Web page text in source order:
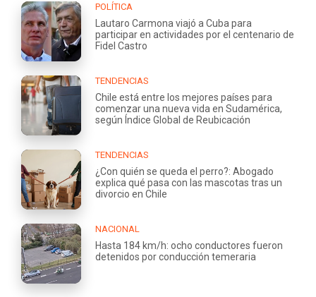
POLÍTICA
Lautaro Carmona viajó a Cuba para
participar en actividades por el centenario de
Fidel Castro
TENDENCIAS
Chile está entre los mejores países para
comenzar una nueva vida en Sudamérica,
según Índice Global de Reubicación
TENDENCIAS
¿Con quién se queda el perro?: Abogado
explica qué pasa con las mascotas tras un
divorcio en Chile
NACIONAL
Hasta 184 km/h: ocho conductores fueron
detenidos por conducción temeraria